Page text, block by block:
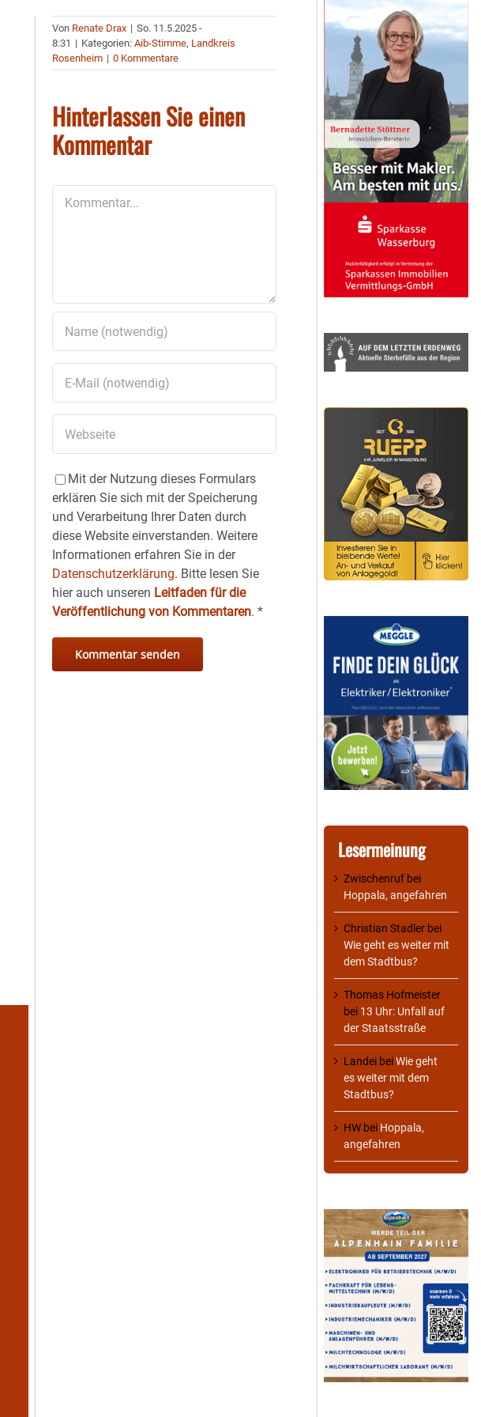
Von Renate Drax | So. 11.5.2025 -
8:31 | Kategorien:Aib-Stimme, Landkreis
Rosenheim | 0 Kommentare
Hinterlassen Sie einen
Kommentar
Mit der Nutzung dieses Formulars
erklären Sie sich mit der Speicherung
und Verarbeitung Ihrer Daten durch
diese Website einverstanden. Weitere
Informationen erfahren Sie in der
Datenschutzerklärung. Bitte lesen Sie
hier auch unseren Leitfaden für die
Veröffentlichung von Kommentaren.*
Lesermeinung
Zwischenruf bei
Hoppala, angefahren
Christian Stadler bei
Wie geht es weiter mit
dem Stadtbus?
Thomas Hofmeister
bei 13 Uhr: Unfall auf
der Staatsstraße
Landei beiWie geht
es weiter mit dem
Stadtbus?
HW bei Hoppala,
angefahren